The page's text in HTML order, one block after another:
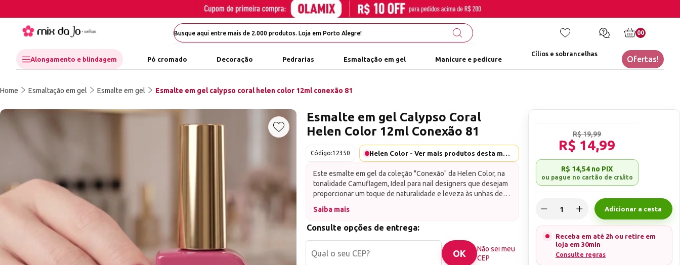
00
Alongamento e blindagem Pó cromado Decoração Pedrarias Esmaltação em gel Manicure e pedicure
Cílios e sobrancelhas
Ofertas!
Home Esmaltação em gel Esmalte em gel Esmalte em gel calypso coral helen color 12ml conexão 81
Adicionar aos favoritos
Esmalte em gel Calypso Coral
Helen Color 12ml Conexão 81
Código:12350 Helen Color - Ver mais produtos desta marca
Este esmalte em gel da coleção "Conexão" da Helen Color, na
tonalidade Camuflagem, Ideal para nail designers que desejam
proporcionar um toque de naturalidade e leveza às unhas de
suas clientes, este esmalte em gel oferece cobertura
uniforme, alta durabilidade e um brilho sutil que destaca a
beleza natural de cada mão.
Esmalte em gel Real Love
Saiba mais
Consulte opções de entrega:
Não sei meu
CEP
R$ 19,99
R$ 14,99
R$ 14,54 no PIX
Adicionar a cesta
Receba em até 2h ou retire em
loja em 30min
Consulte regras